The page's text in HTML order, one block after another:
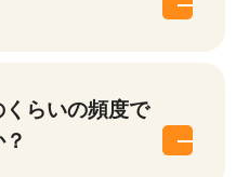
らいの頻度で